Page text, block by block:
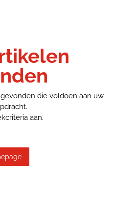
die voldoen aan uw
aan.